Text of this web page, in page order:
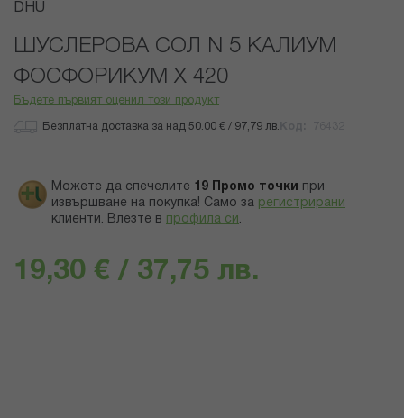
Преминете
началото
галерия
със
DHU
ШУСЛЕРОВА СОЛ N 5 КАЛИУМ
ФОСФОРИКУМ Х 420
Бъдете първият оценил този продукт
Безплатна доставка за над 50.00 € / 97,79 лв.
Можете да спечелите 19 Промо точки
при
извършване на покупка! Само за регистрирани
клиенти. Влезте в профила си .
19,30 € / 37,75 лв.